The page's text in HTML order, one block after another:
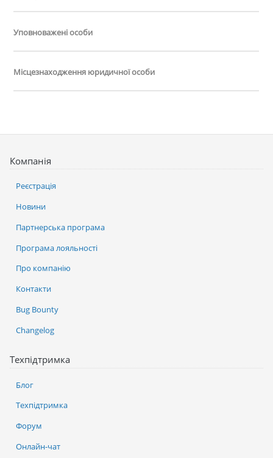
Уповноважені особи
Місцезнаходження юридичної особи
Компанія
Реєстрація
Новини
Партнерська програма
Програма лояльності
Про компанію
Контакти
Bug Bounty
Changelog
Техпідтримка
Блог
Техпідтримка
Форум
Онлайн-чат